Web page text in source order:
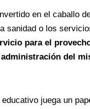
en el caballo
sanidad o los
para el
del
juega un